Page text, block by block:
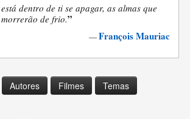
dentro de ti se apagar, as almas que
de frio.”
—François Mauriac
Autores Filmes Temas